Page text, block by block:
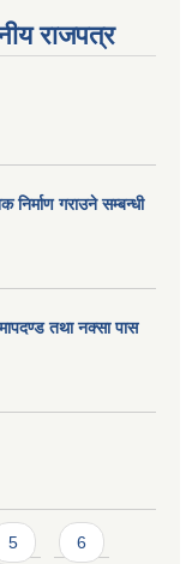
राजपत्र
निर्माण गराउने सम्बन्धी
तथा नक्सा पास
5 6